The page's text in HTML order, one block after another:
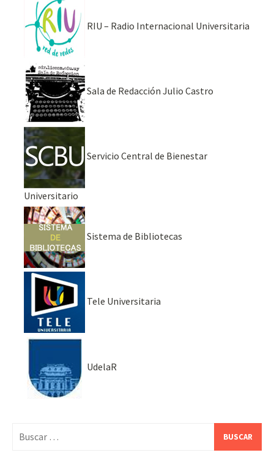
RIU – Radio Internacional Universitaria
Sala de Redacción Julio Castro
Servicio Central de Bienestar
Universitario
Sistema de Bibliotecas
Tele Universitaria
UdelaR